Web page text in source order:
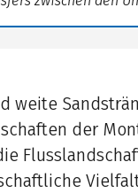
weite
der